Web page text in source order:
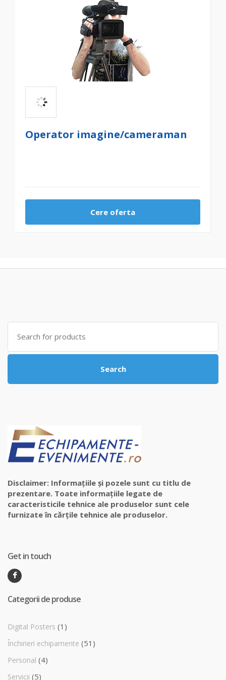
Operator imagine/cameraman
Cere oferta
Search
for:
Search
Disclaimer: Informațiile și pozele sunt cu titlu de
prezentare. Toate informațiile legate de
caracteristicile tehnice ale produselor sunt cele
furnizate în cărțile tehnice ale produselor.
Get in touch
Categorii de produse
Digital Posters (1)
Închirieri echipamente (51)
Personal (4)
Servicii (5)